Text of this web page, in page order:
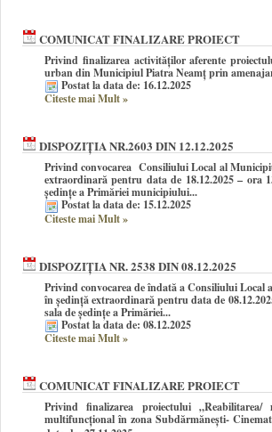
COMUNICAT FINALIZARE PROIECT
Privind finalizarea activităților aferente
urban din Municipiul Piatra Neamț prin
Postat la data de: 16.12.2025
Citeste mai Mult»
DISPOZIȚIA NR.2603 DIN 12.12.2025
Privind convocarea Consiliului Local al
extraordinară pentru data de 18.12.2025 – ora
ședințe a Primăriei municipiului...
Postat la data de: 15.12.2025
Citeste mai Mult»
DISPOZIȚIA NR. 2538 DIN 08.12.2025
Privind convocarea de îndată a Consiliului
în şedinţă extraordinară pentru data de
sala de ședințe a Primăriei...
Postat la data de: 08.12.2025
Citeste mai Mult»
COMUNICAT FINALIZARE PROIECT
Privind finalizarea proiectului „Reabilitarea/
multifuncțional în zona Subdărmănești-